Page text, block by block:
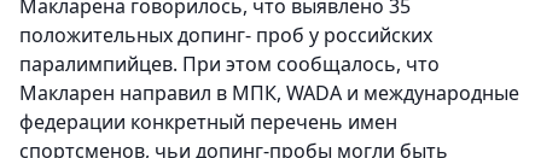
Макларена говорилось, что выявлено 35
положительных допинг- проб у российских
паралимпийцев. При этом сообщалось, что
Макларен направил в МПК, WADA и международные
федерации конкретный перечень имен
спортсменов, чьи допинг-пробы могли быть